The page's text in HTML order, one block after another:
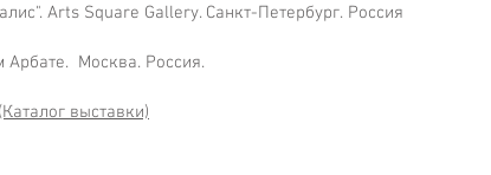
Arts Square Gallery. Санкт-Петербург. Россия
Москва. Россия.
(Каталог выставки)